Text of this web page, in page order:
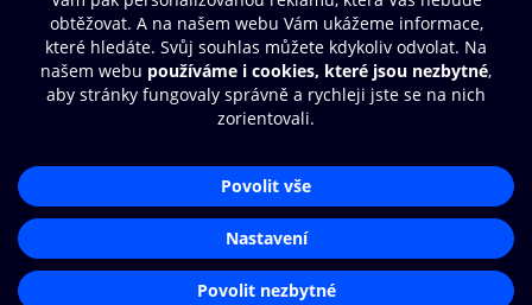
Další zábava
© O2 Czech Republic a.s.
Přístupnost
Zásady zpracování osobních údajů
Nastavení cookies
Aplikace O2 Knihovna
Čti a poslouchej své e-knihy a
audioknihy rychleji a pohodlněji.